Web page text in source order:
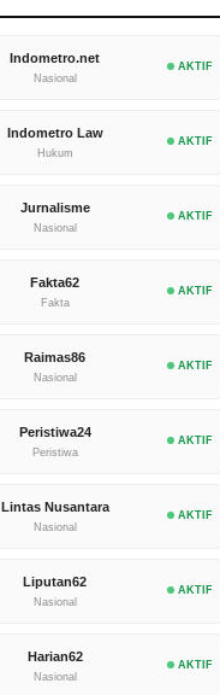
Indometro.net
Nasional
AKTIF
Indometro Law
Hukum
AKTIF
Jurnalisme
Nasional
AKTIF
Fakta62
Fakta
AKTIF
Raimas86
Nasional
AKTIF
Peristiwa24
Peristiwa
AKTIF
Lintas Nusantara
Nasional
AKTIF
Liputan62
Nasional
AKTIF
Harian62
Nasional
AKTIF